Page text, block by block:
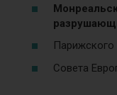
Парижского
Совета